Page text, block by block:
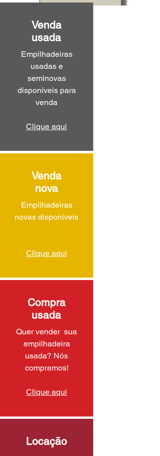
Venda
usada
Empilhadeiras
usadas e
seminovas
disponíveis para
venda
Clique aqui
Venda
nova
Empilhadeiras
novas disponíveis
Clique aqui
Compra
usada
Quer vender sua
empilhadeira
usada? Nós
compramos!
Clique aqui
Locação